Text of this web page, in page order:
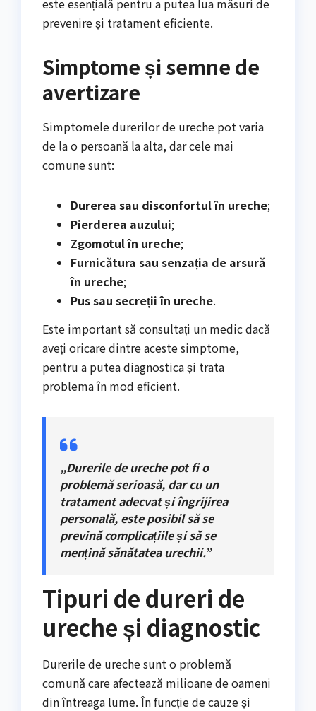
este esențială pentru a putea lua măsuri de
prevenire și tratament eficiente.
Simptome și semne de
avertizare
Simptomele durerilor de ureche pot varia
de la o persoană la alta, dar cele mai
comune sunt:
Durerea sau disconfortul în ureche;
Pierderea auzului;
Zgomotul în ureche;
Furnicătura sau senzația de arsură
în ureche;
Pus sau secreții în ureche.
Este important să consultați un medic dacă
aveți oricare dintre aceste simptome,
pentru a putea diagnostica și trata
problema în mod eficient.
„Durerile de ureche pot fi o
problemă serioasă, dar cu un
tratament adecvat și îngrijirea
personală, este posibil să se
prevină complicațiile și să se
mențină sănătatea urechii.”
Tipuri de dureri de
ureche și diagnostic
Durerile de ureche sunt o problemă
comună care afectează milioane de oameni
din întreaga lume. În funcție de cauze și